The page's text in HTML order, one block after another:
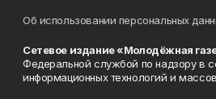
Об использовании персональных
Сетевое издание «Молодёжная
Федеральной службой по надзору в
информационных технологий и